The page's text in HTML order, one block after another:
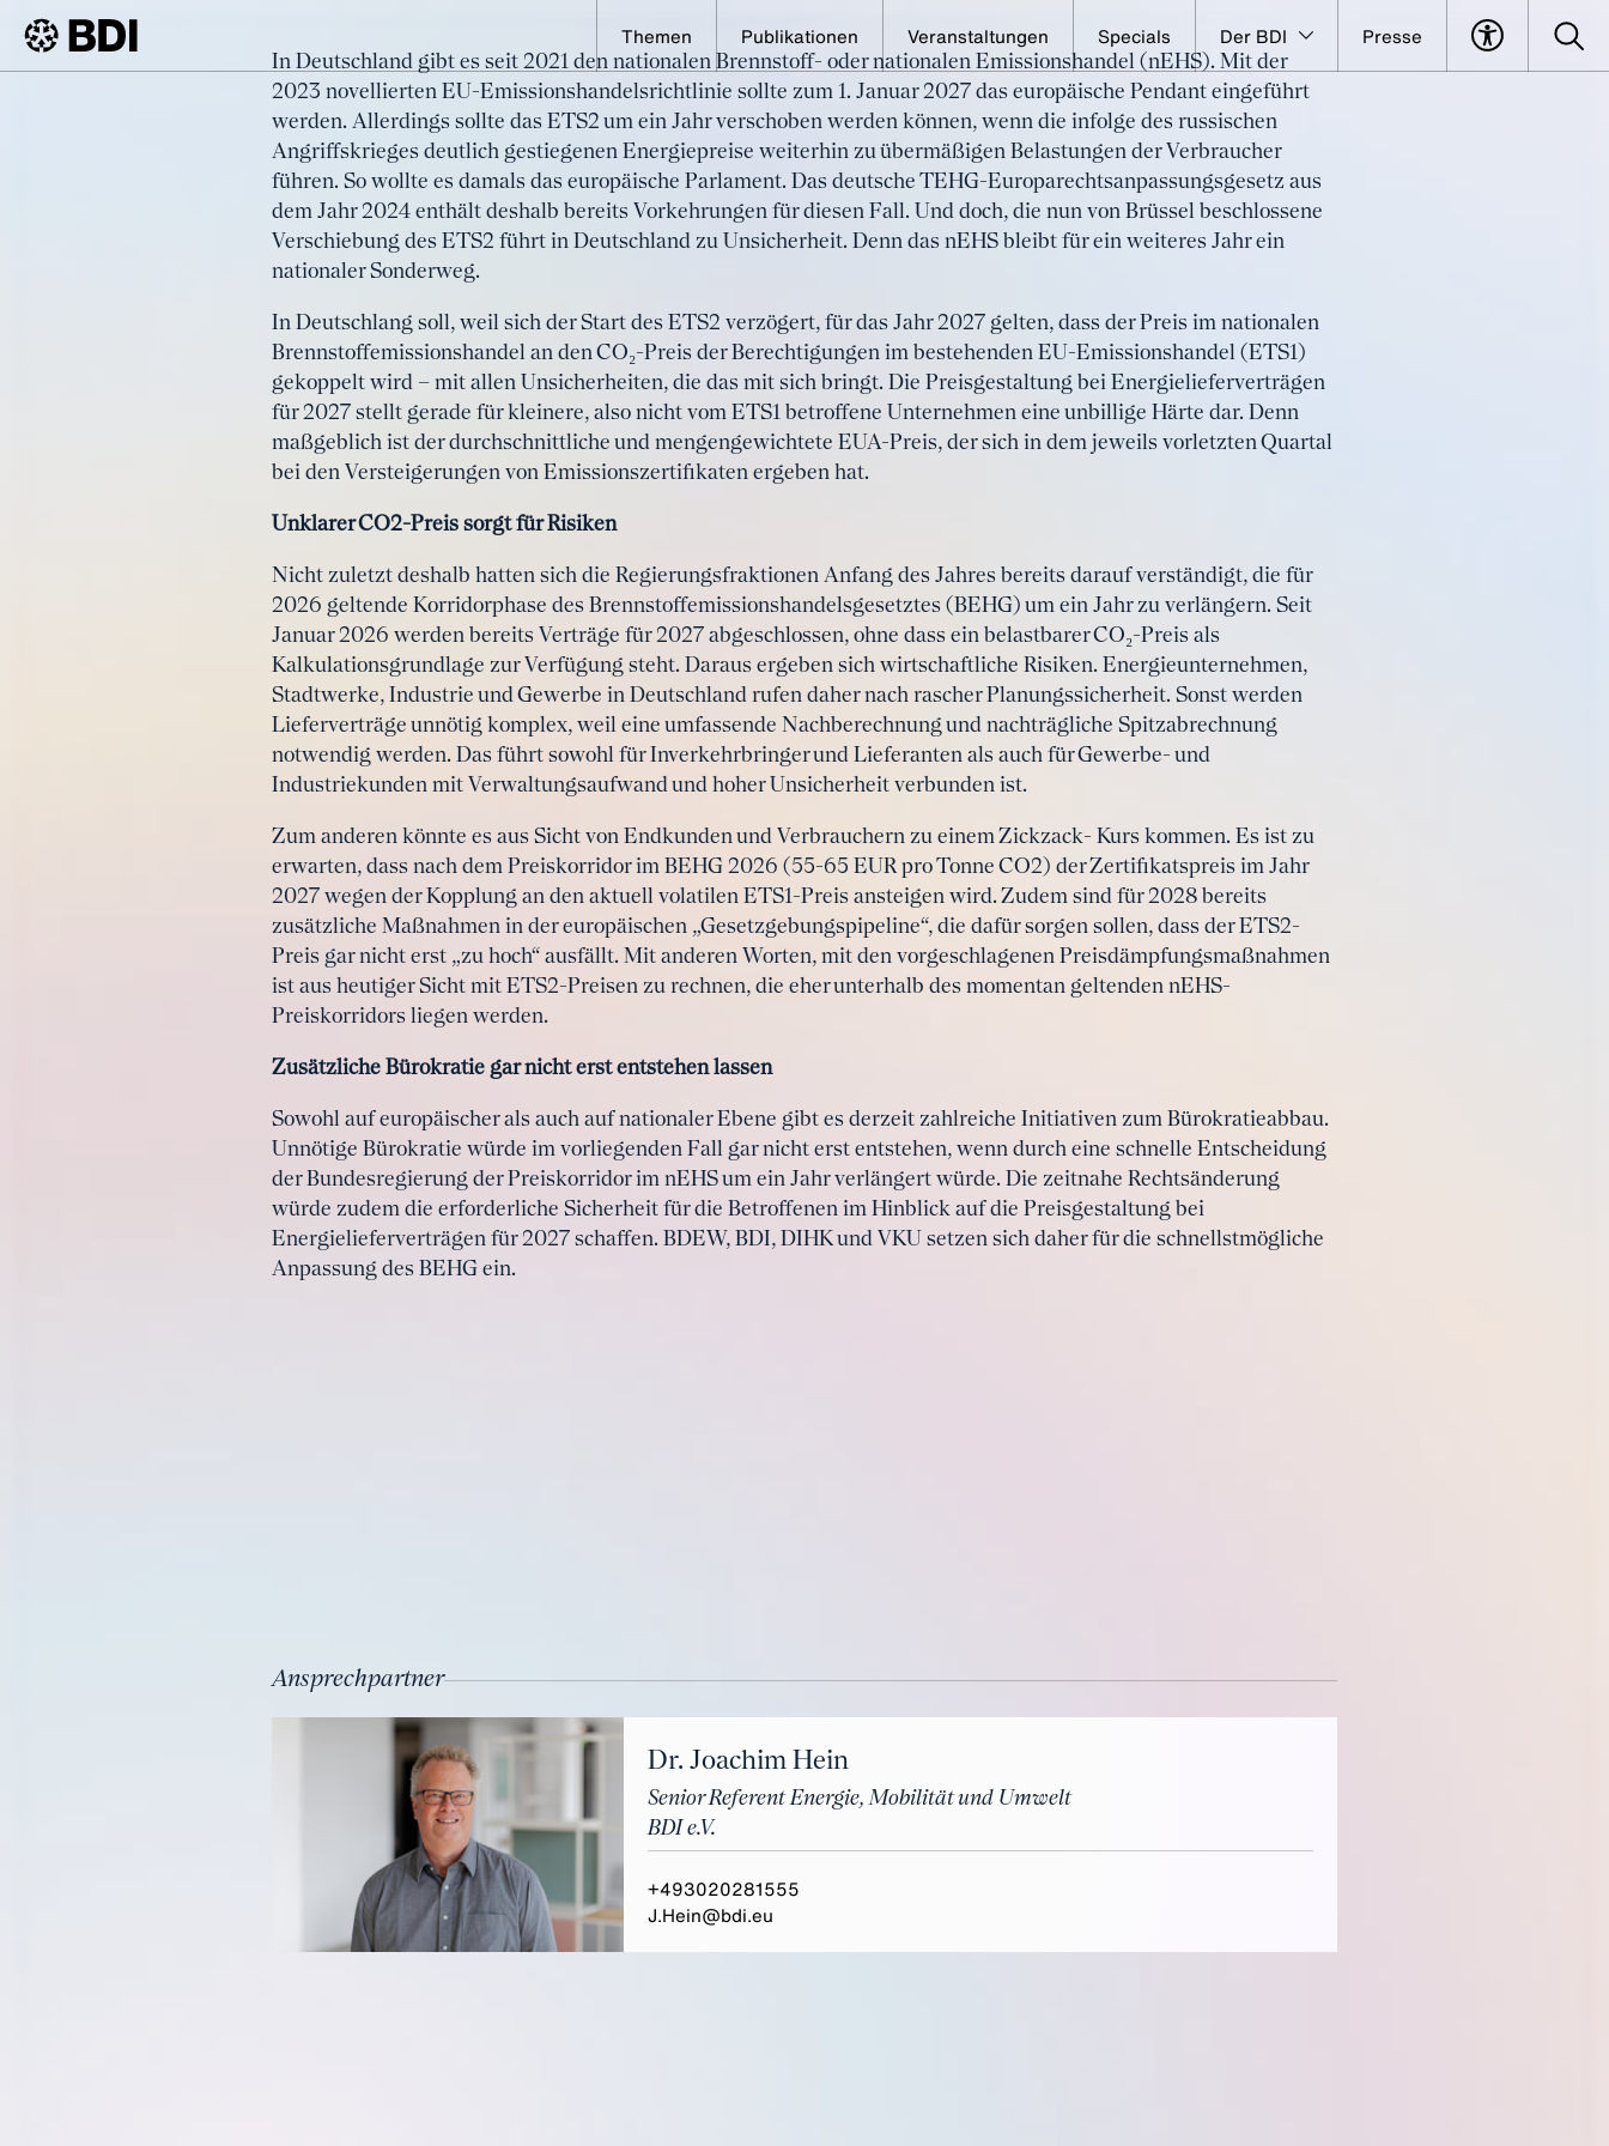
Themen Publikationen Veranstaltungen Specials Der BDI Presse
Artikel
Nationaler Brennstoffemissionshandel: Wirtschaft braucht jetzt
Planungssicherheit
In Deutschland gibt es seit 2021 den nationalen Brennstoff- oder nationalen Emissionshandel (nEHS). Mit der
2023 novellierten EU-Emissionshandelsrichtlinie sollte zum 1. Januar 2027 das europäische Pendant eingeführt
werden. Allerdings sollte das ETS2 um ein Jahr verschoben werden können, wenn die infolge des russischen
Angriffskrieges deutlich gestiegenen Energiepreise weiterhin zu übermäßigen Belastungen der Verbraucher
führen. So wollte es damals das europäische Parlament. Das deutsche TEHG-Europarechtsanpassungsgesetz aus
dem Jahr 2024 enthält deshalb bereits Vorkehrungen für diesen Fall. Und doch, die nun von Brüssel beschlossene
Verschiebung des ETS2 führt in Deutschland zu Unsicherheit. Denn das nEHS bleibt für ein weiteres Jahr ein
nationaler Sonderweg.
In Deutschlang soll, weil sich der Start des ETS2 verzögert, für das Jahr 2027 gelten, dass der Preis im nationalen
Brennstoffemissionshandel an den CO₂-Preis der Berechtigungen im bestehenden EU-Emissionshandel (ETS1)
gekoppelt wird – mit allen Unsicherheiten, die das mit sich bringt. Die Preisgestaltung bei Energielieferverträgen
für 2027 stellt gerade für kleinere, also nicht vom ETS1 betroffene Unternehmen eine unbillige Härte dar. Denn
maßgeblich ist der durchschnittliche und mengengewichtete EUA-Preis, der sich in dem jeweils vorletzten Quartal
bei den Versteigerungen von Emissionszertifikaten ergeben hat.
Unklarer CO2-Preis sorgt für Risiken
Nicht zuletzt deshalb hatten sich die Regierungsfraktionen Anfang des Jahres bereits darauf verständigt, die für
2026 geltende Korridorphase des Brennstoffemissionshandelsgesetztes (BEHG) um ein Jahr zu verlängern. Seit
Januar 2026 werden bereits Verträge für 2027 abgeschlossen, ohne dass ein belastbarer CO₂-Preis als
Kalkulationsgrundlage zur Verfügung steht. Daraus ergeben sich wirtschaftliche Risiken. Energieunternehmen,
Stadtwerke, Industrie und Gewerbe in Deutschland rufen daher nach rascher Planungssicherheit. Sonst werden
Lieferverträge unnötig komplex, weil eine umfassende Nachberechnung und nachträgliche Spitzabrechnung
notwendig werden. Das führt sowohl für Inverkehrbringer und Lieferanten als auch für Gewerbe- und
Industriekunden mit Verwaltungsaufwand und hoher Unsicherheit verbunden ist.
Zum anderen könnte es aus Sicht von Endkunden und Verbrauchern zu einem Zickzack- Kurs kommen. Es ist zu
erwarten, dass nach dem Preiskorridor im BEHG 2026 (55-65 EUR pro Tonne CO2) der Zertifikatspreis im Jahr
2027 wegen der Kopplung an den aktuell volatilen ETS1-Preis ansteigen wird. Zudem sind für 2028 bereits
zusätzliche Maßnahmen in der europäischen „Gesetzgebungspipeline“, die dafür sorgen sollen, dass der ETS2-
Preis gar nicht erst „zu hoch“ ausfällt. Mit anderen Worten, mit den vorgeschlagenen Preisdämpfungsmaßnahmen
ist aus heutiger Sicht mit ETS2-Preisen zu rechnen, die eher unterhalb des momentan geltenden nEHS-
Preiskorridors liegen werden.
Zusätzliche Bürokratie gar nicht erst entstehen lassen
Sowohl auf europäischer als auch auf nationaler Ebene gibt es derzeit zahlreiche Initiativen zum Bürokratieabbau.
Unnötige Bürokratie würde im vorliegenden Fall gar nicht erst entstehen, wenn durch eine schnelle Entscheidung
der Bundesregierung der Preiskorridor im nEHS um ein Jahr verlängert würde. Die zeitnahe Rechtsänderung
würde zudem die erforderliche Sicherheit für die Betroffenen im Hinblick auf die Preisgestaltung bei
Energielieferverträgen für 2027 schaffen. BDEW, BDI, DIHK und VKU setzen sich daher für die schnellstmögliche
Anpassung des BEHG ein.
Ansprechpartner
Dr. Joachim Hein
Senior Referent Energie, Mobilität und Umwelt
BDI e.V.
+493020281555
J.Hein@bdi.eu